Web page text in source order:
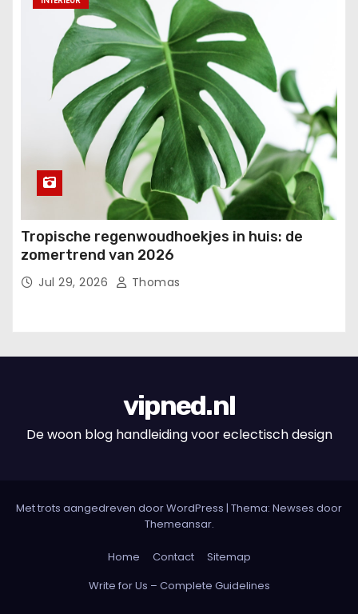
Tropische regenwoudhoekjes in huis: de
zomertrend van 2026
Jul 29, 2026 Thomas
vipned.nl
De woon blog handleiding voor eclectisch design
Met trots aangedreven door WordPress | Thema: Newses door
Themeansar.
Home Contact
Sitemap
Write for Us – Complete Guidelines